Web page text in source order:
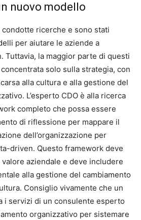
nuovo modello
condotte ricerche e sono stati
per aiutare le aziende a
Tuttavia, la maggior parte di questi
solo sulla strategia, con
alla cultura e alla gestione del
L’esperto CDO è alla ricerca
completo che possa essere
di riflessione per mappare il
dell’organizzazione per
driven. Questo framework deve
aziendale e deve includere
alla gestione del cambiamento
Consiglio vivamente che un
i servizi di un consulente esperto
organizzativo per sistemare